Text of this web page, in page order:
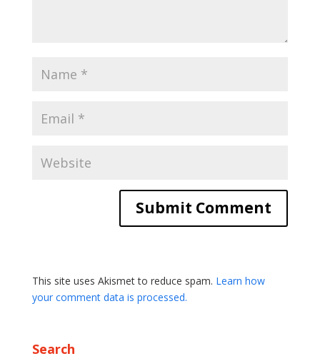
This site uses Akismet to reduce spam. Learn how
your comment data is processed.
Search